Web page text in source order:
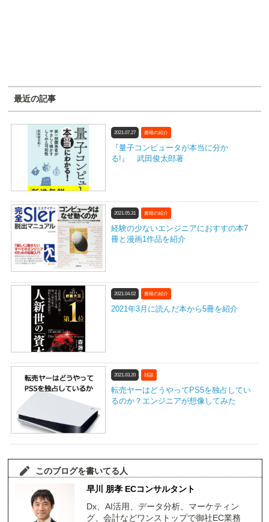
最近の記事
2021.07.27 書籍の紹介
『量子コンピュータが本当に分か
る!』 武田俊太郎著
2021.05.31 書籍の紹介
経験の少ないエンジニアにおすすの本7
冊と漫画1作品を紹介
2021.04.02 書籍の紹介
2021年3月に読んだ本から5冊を紹介
2021.03.20 雑談
転売ヤーはどうやってPS5を独占してい
るのか？エンジニアが想像してみた
このブログを書いてる人
早川 朋孝 ECコンサルタント
Dx、AI活用、データ分析、マーケティン
グ、会計などワンストップで御社EC業務